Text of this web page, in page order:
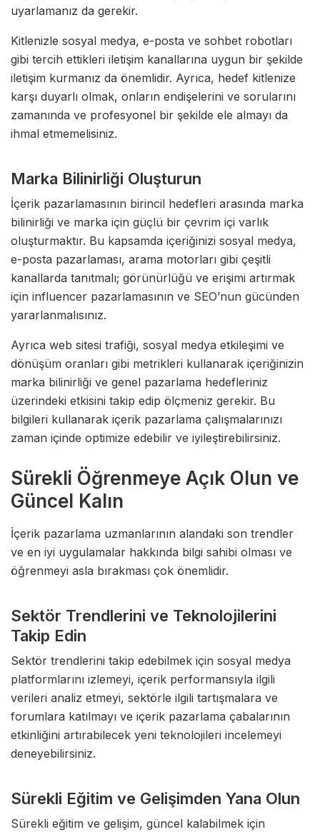
uyarlamanız da gerekir.
Kitlenizle sosyal medya, e-posta ve sohbet robotları
gibi tercih ettikleri iletişim kanallarına uygun bir şekilde
iletişim kurmanız da önemlidir. Ayrıca, hedef kitlenize
karşı duyarlı olmak, onların endişelerini ve sorularını
zamanında ve profesyonel bir şekilde ele almayı da
ihmal etmemelisiniz.
Marka Bilinirliği Oluşturun
İçerik pazarlamasının birincil hedefleri arasında marka
bilinirliği ve marka için güçlü bir çevrim içi varlık
oluşturmaktır. Bu kapsamda içeriğinizi sosyal medya,
e-posta pazarlaması, arama motorları gibi çeşitli
kanallarda tanıtmalı; görünürlüğü ve erişimi artırmak
için influencer pazarlamasının ve SEO’nun gücünden
yararlanmalısınız.
Ayrıca web sitesi trafiği, sosyal medya etkileşimi ve
dönüşüm oranları gibi metrikleri kullanarak içeriğinizin
marka bilinirliği ve genel pazarlama hedefleriniz
üzerindeki etkisini takip edip ölçmeniz gerekir. Bu
bilgileri kullanarak içerik pazarlama çalışmalarınızı
zaman içinde optimize edebilir ve iyileştirebilirsiniz.
Sürekli Öğrenmeye Açık Olun ve
Güncel Kalın
İçerik pazarlama uzmanlarının alandaki son trendler
ve en iyi uygulamalar hakkında bilgi sahibi olması ve
öğrenmeyi asla bırakması çok önemlidir.
Sektör Trendlerini ve Teknolojilerini
Takip Edin
Sektör trendlerini takip edebilmek için sosyal medya
platformlarını izlemeyi, içerik performansıyla ilgili
verileri analiz etmeyi, sektörle ilgili tartışmalara ve
forumlara katılmayı ve içerik pazarlama çabalarının
etkinliğini artırabilecek yeni teknolojileri incelemeyi
deneyebilirsiniz.
Sürekli Eğitim ve Gelişimden Yana Olun
Sürekli eğitim ve gelişim, güncel kalabilmek için